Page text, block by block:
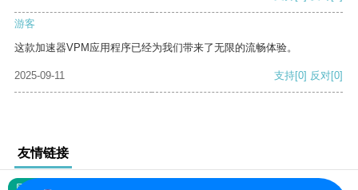
游客
这款加速器VPM应用程序已经为我们带来了无限的流畅体验。
2025-09-11 支持[0] 反对[0]
友情链接